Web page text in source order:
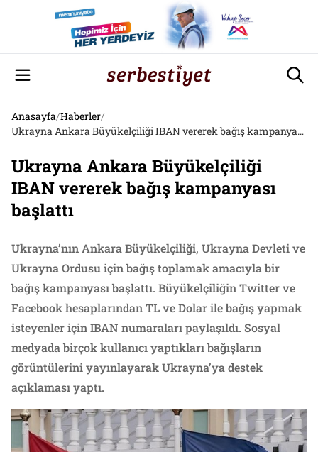
Anasayfa/Haberler/
Ukrayna Ankara Büyükelçiliği IBAN vererek bağış kampanyası başlattı
Ukrayna Ankara Büyükelçiliği
IBAN vererek bağış kampanyası
başlattı
Ukrayna’nın Ankara Büyükelçiliği, Ukrayna Devleti ve
Ukrayna Ordusu için bağış toplamak amacıyla bir
bağış kampanyası başlattı. Büyükelçiliğin Twitter ve
Facebook hesaplarından TL ve Dolar ile bağış yapmak
isteyenler için IBAN numaraları paylaşıldı. Sosyal
medyada birçok kullanıcı yaptıkları bağışların
görüntülerini yayınlayarak Ukrayna’ya destek
açıklaması yaptı.